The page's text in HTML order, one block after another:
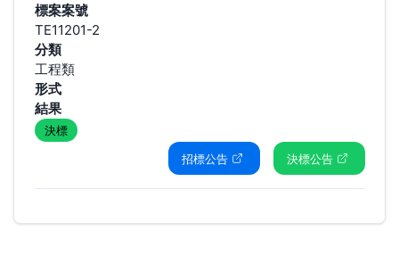
標案案號
TE11201-2
分類
工程類
形式
結果
決標
招標公告
決標公告